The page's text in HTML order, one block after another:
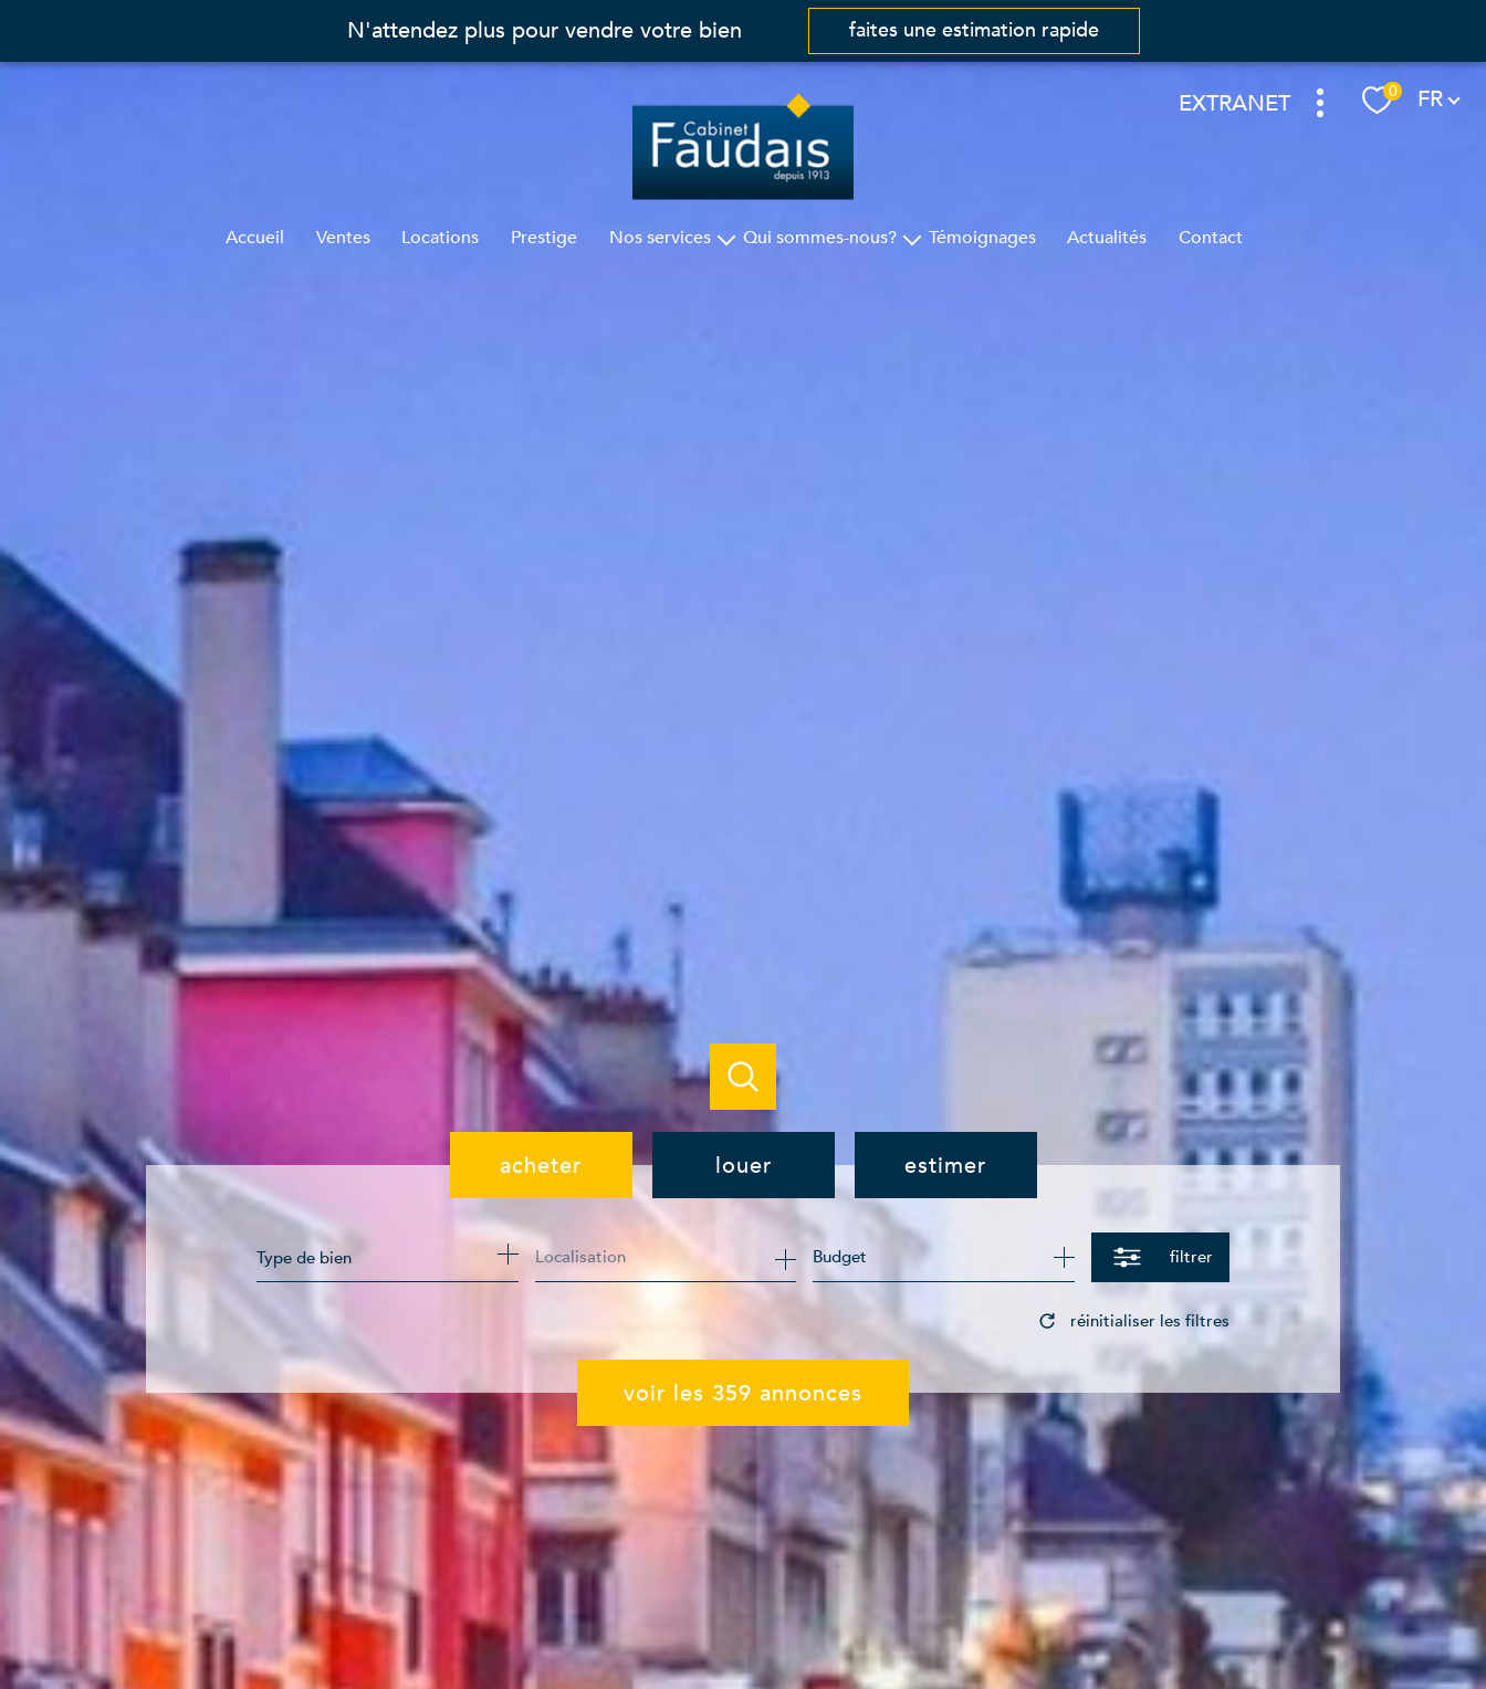
N'attendez plus pour vendre votre bien faites une estimation rapide
EXTRANET 0 Langue
FR
Accueil Ventes Locations Prestige Nos services Qui sommes-nous? Témoignages Actualités Contact
acheter
de l'ancien
de l'immo pro
louer
de l'immo pro
estimer
Type de bien Budget filtrer
voir les 359 annonces
réinitialiser les filtres